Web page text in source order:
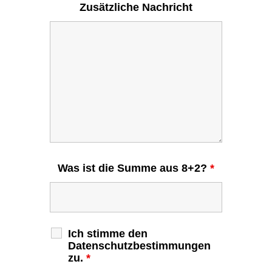
Zusätzliche Nachricht
Was ist die Summe aus 8+2? *
Ich stimme den
Datenschutzbestimmungen
zu. *